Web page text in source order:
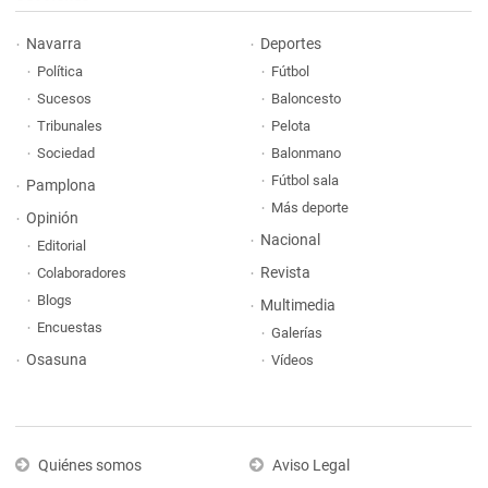
Navarra
Política
Sucesos
Tribunales
Sociedad
Pamplona
Opinión
Editorial
Colaboradores
Blogs
Encuestas
Osasuna
Deportes
Fútbol
Baloncesto
Pelota
Balonmano
Fútbol sala
Más deporte
Nacional
Revista
Multimedia
Galerías
Vídeos
Quiénes somos Aviso Legal